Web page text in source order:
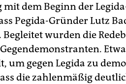
mit dem Beginn der
Pegida-Gründer Lutz
wurden die
um gegen Legida zu
die zahlenmäßig